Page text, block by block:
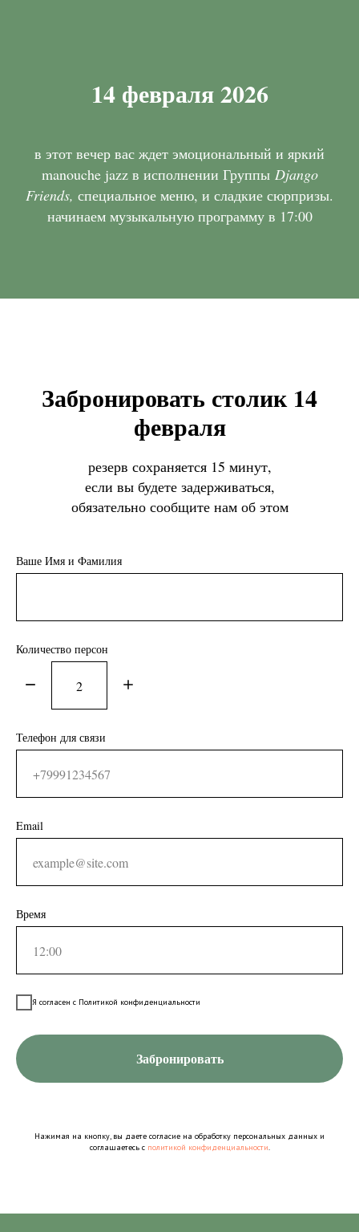
14 февраля 2026
в этот вечер вас ждет эмоциональный и яркий
manouche jazz в исполнении Группы Django
Friends, специальное меню, и сладкие сюрпризы.
начинаем музыкальную программу в 17:00
Забронировать столик 14
февраля
резерв сохраняется 15 минут,
если вы будете задерживаться,
обязательно сообщите нам об этом
Ваше Имя и Фамилия
Количество персон
Телефон для связи
Email
Время
Я согласен с Политикой конфиденциальности
Забронировать
Нажимая на кнопку, вы даете согласие на обработку персональных данных и
соглашаетесь c политикой конфиденциальности